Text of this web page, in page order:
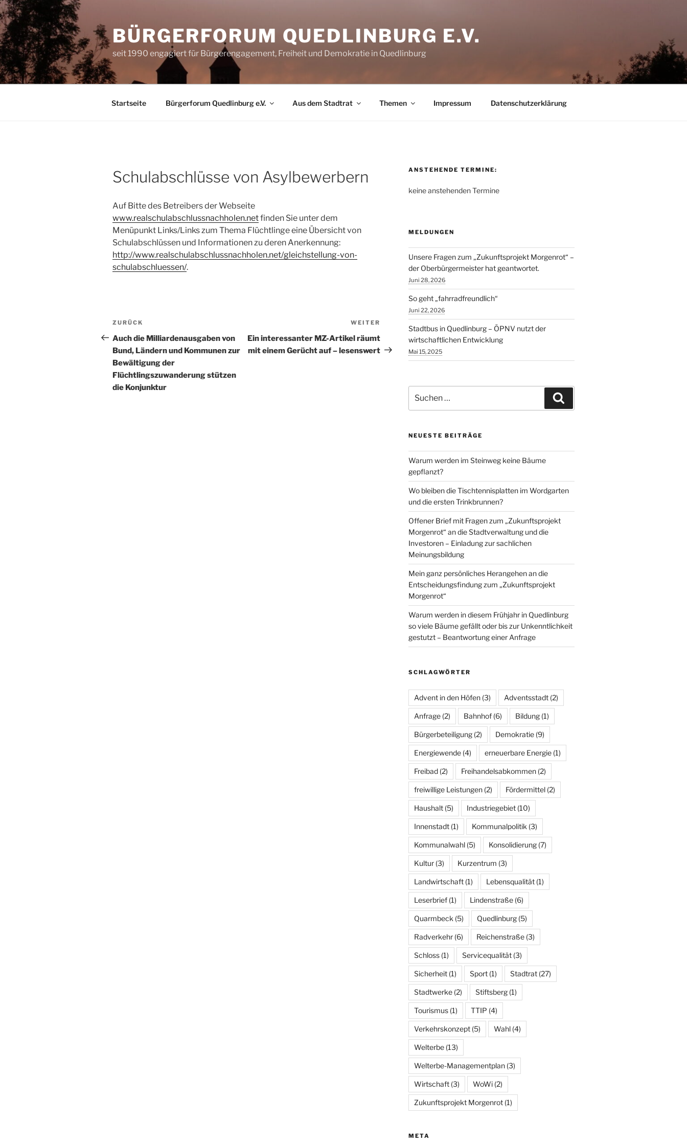
Zum
Inhalt
springen
BÜRGERFORUM QUEDLINBURG E.V.
seit 1990 engagiert für Bürgerengagement, Freiheit und Demokratie in Quedlinburg
Startseite Bürgerforum Quedlinburg e.V. Aus dem Stadtrat Themen Impressum Datenschutzerklärung
Schulabschlüsse von Asylbewerbern
Auf Bitte des Betreibers der Webseite
www.realschulabschlussnachholen.netfinden Sie unter dem
Menüpunkt Links/Links zum Thema Flüchtlinge eine Übersicht von
Schulabschlüssen und Informationen zu deren Anerkennung:
http://www.realschulabschlussnachholen.net/gleichstellung-von-
schulabschluessen/.
Beitragsnavigation
Vorheriger
Beitrag
ZURÜCK
Auch die Milliardenausgaben von
Bund, Ländern und Kommunen zur
Bewältigung der
Flüchtlingszuwanderung stützen
die Konjunktur
Nächster
Beitrag
WEITER
Ein interessanter MZ-Artikel räumt
mit einem Gerücht auf – lesenswert
ANSTEHENDE TERMINE:
keine anstehenden Termine
MELDUNGEN
Unsere Fragen zum „Zukunftsprojekt Morgenrot“ –
der Oberbürgermeister hat geantwortet.
Juni 28, 2026
So geht „fahrradfreundlich“
Juni 22, 2026
Stadtbus in Quedlinburg – ÖPNV nutzt der
wirtschaftlichen Entwicklung
Mai 15, 2025
nach:
NEUESTE BEITRÄGE
Warum werden im Steinweg keine Bäume
gepflanzt?
Wo bleiben die Tischtennisplatten im Wordgarten
und die ersten Trinkbrunnen?
Offener Brief mit Fragen zum „Zukunftsprojekt
Morgenrot“ an die Stadtverwaltung und die
Investoren – Einladung zur sachlichen
Meinungsbildung
Mein ganz persönliches Herangehen an die
Entscheidungsfindung zum „Zukunftsprojekt
Morgenrot“
Warum werden in diesem Frühjahr in Quedlinburg
so viele Bäume gefällt oder bis zur Unkenntlichkeit
gestutzt – Beantwortung einer Anfrage
SCHLAGWÖRTER
Advent in den Höfen(3) Adventsstadt(2)
Anfrage(2) Bahnhof(6) Bildung(1)
Bürgerbeteiligung(2) Demokratie(9)
Energiewende(4) erneuerbare Energie(1)
Freibad(2) Freihandelsabkommen(2)
freiwillige Leistungen(2) Fördermittel(2)
Haushalt(5) Industriegebiet(10)
Innenstadt(1) Kommunalpolitik (3)
Kommunalwahl(5) Konsolidierung(7)
Kultur(3) Kurzentrum (3)
Landwirtschaft(1) Lebensqualität(1)
Leserbrief(1) Lindenstraße(6)
Quarmbeck (5) Quedlinburg(5)
Radverkehr(6) Reichenstraße(3)
Schloss(1) Servicequalität(3)
Sicherheit(1) Sport(1) Stadtrat(27)
Stadtwerke(2) Stiftsberg(1)
Tourismus(1) TTIP (4)
Verkehrskonzept(5) Wahl(4)
Welterbe(13)
Welterbe-Managementplan(3)
Wirtschaft(3) WoWi(2)
Zukunftsprojekt Morgenrot(1)
META